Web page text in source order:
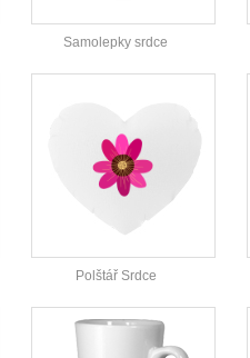
Samolepky srdce
Polštář Srdce